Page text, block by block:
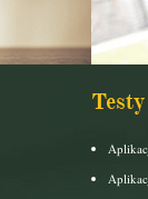
Testy